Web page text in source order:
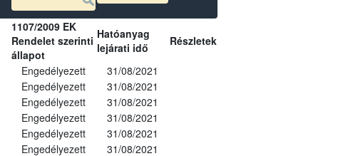
1107/2009 EK
Rendelet szerinti
állapot
Hatóanyag
lejárati idő
Részletek
Engedélyezett
31/08/2021
Engedélyezett
31/08/2021
Engedélyezett
31/08/2021
Engedélyezett
31/08/2021
Engedélyezett
31/08/2021
Engedélyezett
31/08/2021